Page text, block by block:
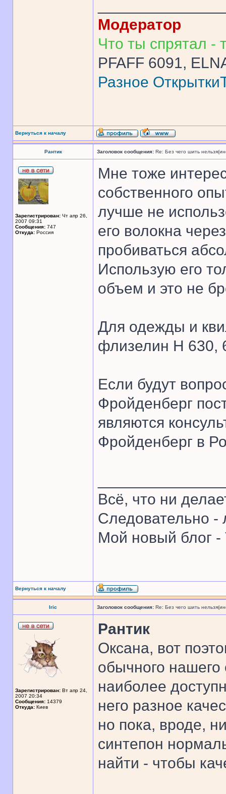
Модератор
Что ты спрятал -
PFAFF 6091,
Разное Открытки
Вернуться к началу
Рантик Заголовок сообщения: Re: Без чего шить
Зарегистрирован: Чт апр 26,
2007 09:31
Сообщения: 747
Откуда: Россия
Мне тоже
собственного
лучше не
его волокна
пробиваться
Использую его
объем и это не
Для одежды и
флизелин Н 630,
Если будут
Фройденберг
являются
Фройденберг в
Всё, что ни
Следовательно -
Мой новый блог -
Вернуться к началу
Iric Заголовок сообщения: Re: Без чего шить
Зарегистрирован: Вт апр 24,
2007 20:34
Сообщения: 14379
Откуда: Киев
Рантик
Оксана, вот
обычного нашего
наиболее
него разное
но пока, вроде,
синтепон
найти - чтобы